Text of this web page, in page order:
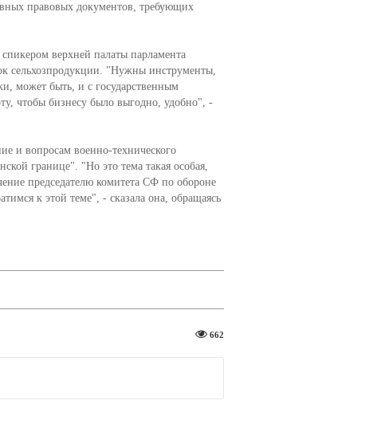
правовых документов, требующих
верхней палаты парламента
сельхозпродукции. "Нужны инструменты,
может быть, и с государственным
чтобы бизнесу было выгодно, удобно", -
и вопросам военно-технического
границе". "Но это тема такая особая,
председателю комитета СФ по обороне
к этой теме", - сказала она, обращаясь
662